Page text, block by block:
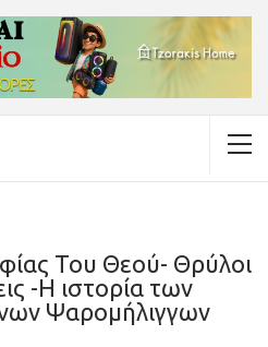
Του Θεού- Θρύλοι
-Η ιστορία των
Ψαρομήλιγγων